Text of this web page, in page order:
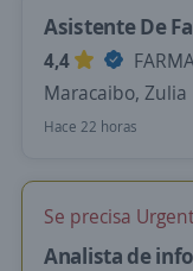
Asistente De
4,4
Maracaibo, Zulia
Hace 22 horas
Se precisa
Analista de